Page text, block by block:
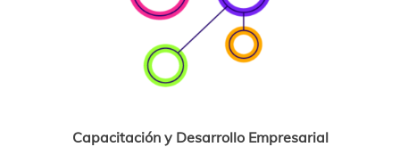
Capacitación y Desarrollo Empresarial